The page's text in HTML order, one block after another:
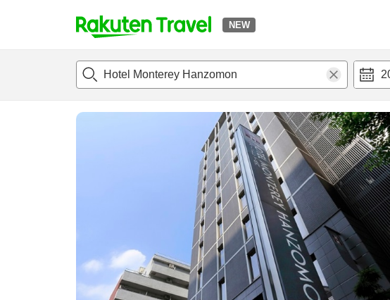
NEW
t
p
a
แนะนำที่พักห้องพักและแพลนพักรีวิวไฮไลต์ สิ่่งอำนวยความสะดวก